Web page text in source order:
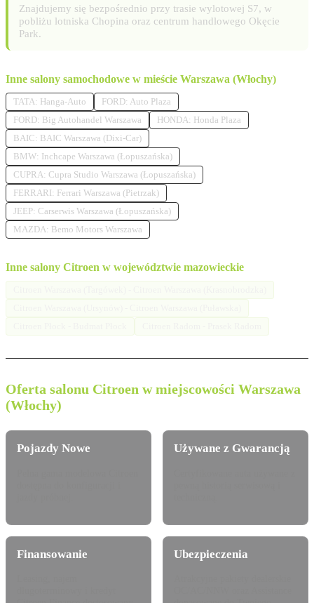
Znajdujemy się bezpośrednio przy trasie wylotowej S7, w
pobliżu lotniska Chopina oraz centrum handlowego Okęcie
Park.
Inne salony samochodowe w mieście Warszawa (Włochy)
TATA: Hanga-Auto
FORD: Auto Plaza
FORD: Big Autohandel Warszawa
HONDA: Honda Plaza
BAIC: BAIC Warszawa (Dixi-Car)
BMW: Inchcape Warszawa (Łopuszańska)
CUPRA: Cupra Studio Warszawa (Łopuszańska)
FERRARI: Ferrari Warszawa (Pietrzak)
JEEP: Carserwis Warszawa (Łopuszańska)
MAZDA: Bemo Motors Warszawa
Inne salony Citroen w województwie mazowieckie
Oferta salonu Citroen w miejscowości Warszawa
(Włochy)
Pojazdy Nowe Używane z Gwarancją
Finansowanie Ubezpieczenia